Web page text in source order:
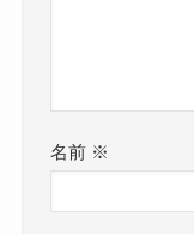
名前 ※